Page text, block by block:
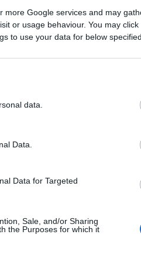
more Google services and may
or usage behaviour. You may
to use your data for below
data.
Data.
Data for Targeted
Sale, and/or Sharing
the Purposes for which it
peters
sunday in the
sweeney todd
47
vadregény (5)
A
West Side
A Funny
1964 -
Do I Hear a